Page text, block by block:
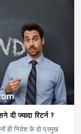
ज्यादा रिटर्न ?
ही निवेश के दो प्रमुख